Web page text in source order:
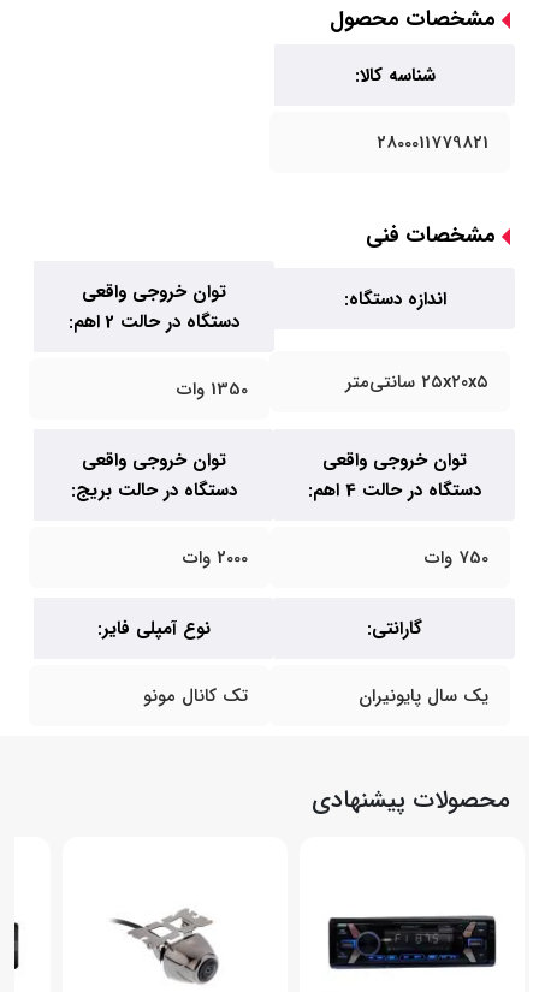
مشخصات محصول
شناسه کالا:
2800011779821
مشخصات فنی
اندازه دستگاه:
۲۵x۲۰x۵ سانتی‌متر
توان خروجی واقعی
دستگاه در حالت 2 اهم:
1350 وات
توان خروجی واقعی
دستگاه در حالت 4 اهم:
750 وات
توان خروجی واقعی
دستگاه در حالت بریج:
2000 وات
گارانتی:
یک سال پایونیران
نوع آمپلی فایر:
تک کانال مونو
محصولات پیشنهادی